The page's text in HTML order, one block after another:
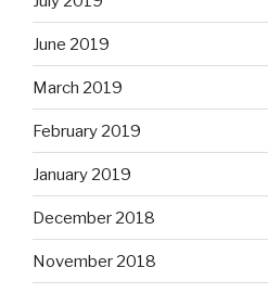
June 2019
March 2019
February 2019
January 2019
December 2018
November 2018